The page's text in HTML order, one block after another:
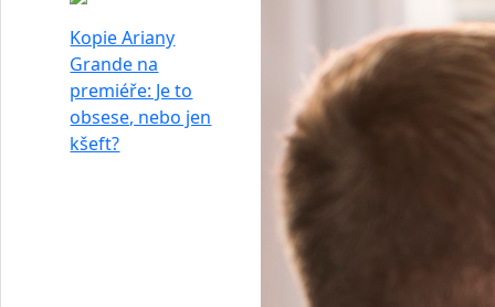
Kopie Ariany
Grande na
premiéře: Je to
obsese, nebo jen
kšeft?